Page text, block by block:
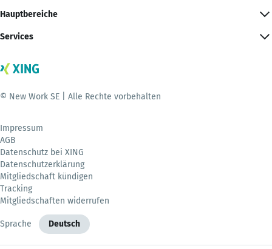
Hauptbereiche
Services
© New Work SE | Alle Rechte vorbehalten
Impressum
AGB
Datenschutz bei XING
Datenschutzerklärung
Mitgliedschaft kündigen
Tracking
Mitgliedschaften widerrufen
Sprache Deutsch